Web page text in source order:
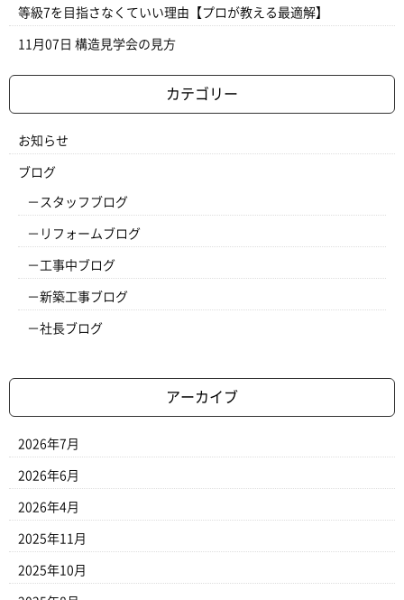
等級7を目指さなくていい理由【プロが教える最適解】
11月07日 構造見学会の見方
カテゴリー
お知らせ
ブログ
スタッフブログ
リフォームブログ
工事中ブログ
新築工事ブログ
社長ブログ
アーカイブ
2026年7月
2026年6月
2026年4月
2025年11月
2025年10月